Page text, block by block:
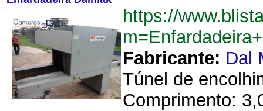
https://
Fabricante: Dal
Túnel de
Comprimento: